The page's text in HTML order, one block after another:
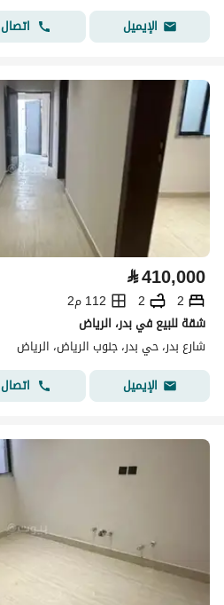
الإيميل
اتصال
⃁410,000
2
2
112 م2
شقة للبيع في بدر، الرياض
شارع بدر، حي بدر، جنوب الرياض، الرياض
الإيميل
اتصال